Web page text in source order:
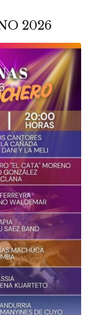
2026